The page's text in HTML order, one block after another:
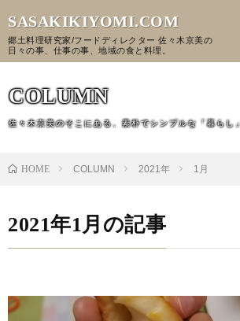
SASAKIKIYOMI.COM
郷土料理研究家/フードディレクター 佐々木京美の
日々の事、仕事の事、地域の食と料理。
COLUMN
佐々木京美のそこにある、素朴でシンプルな「暮らし
HOME COLUMN 2021年 1月
2021年1月の記事